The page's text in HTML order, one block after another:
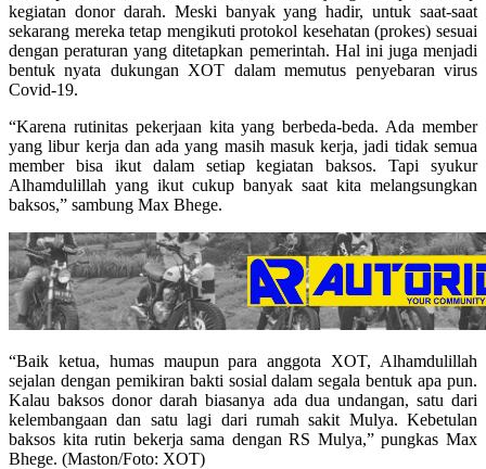
kegiatan donor darah. Meski banyak yang hadir, untuk saat-saat
sekarang mereka tetap mengikuti protokol kesehatan (prokes) sesuai
dengan peraturan yang ditetapkan pemerintah. Hal ini juga menjadi
bentuk nyata dukungan XOT dalam memutus penyebaran virus
Covid-19.
“Karena rutinitas pekerjaan kita yang berbeda-beda. Ada member
yang libur kerja dan ada yang masih masuk kerja, jadi tidak semua
member bisa ikut dalam setiap kegiatan baksos. Tapi syukur
Alhamdulillah yang ikut cukup banyak saat kita melangsungkan
baksos,” sambung Max Bhege.
“Baik ketua, humas maupun para anggota XOT, Alhamdulillah
sejalan dengan pemikiran bakti sosial dalam segala bentuk apa pun.
Kalau baksos donor darah biasanya ada dua undangan, satu dari
kelembangaan dan satu lagi dari rumah sakit Mulya. Kebetulan
baksos kita rutin bekerja sama dengan RS Mulya,” pungkas Max
Bhege. (Maston/Foto: XOT)